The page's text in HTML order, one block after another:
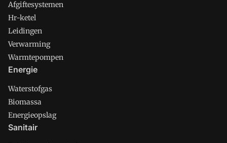
Afgiftesystemen
Hr-ketel
Leidingen
Verwarming
Warmtepompen
Energie
Waterstofgas
Biomassa
Energieopslag
Sanitair